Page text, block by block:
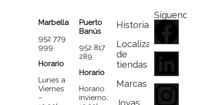
Marbella
952 779
999
Horario
Lunes a
Viernes
–
Puerto
Banús
952 817
289
Horario
Horario
invierno:
Historia
Localizador
de
tiendas
Marcas
Joyas
Síguenos